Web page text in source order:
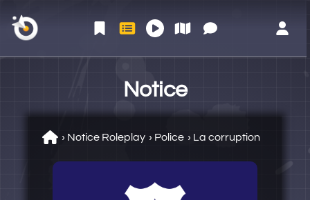
Notice
› Notice Roleplay › Police › La corruption